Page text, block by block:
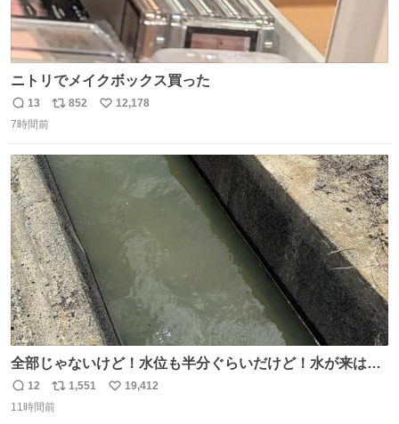
ニトリでメイクボックス買った
返
信
13
リ
ト
数
852
い
12,178
7時間前
全部じゃないけど！水位も半分ぐらいだけど！水が来はじ
めたよ！！！ 作業してくれた方々ありがとーーー
ー！！！！！！！！！！！！！！！！！！！！！！！！！
返
信
12
リ
ポ
1,551
い
19,412
11時間前